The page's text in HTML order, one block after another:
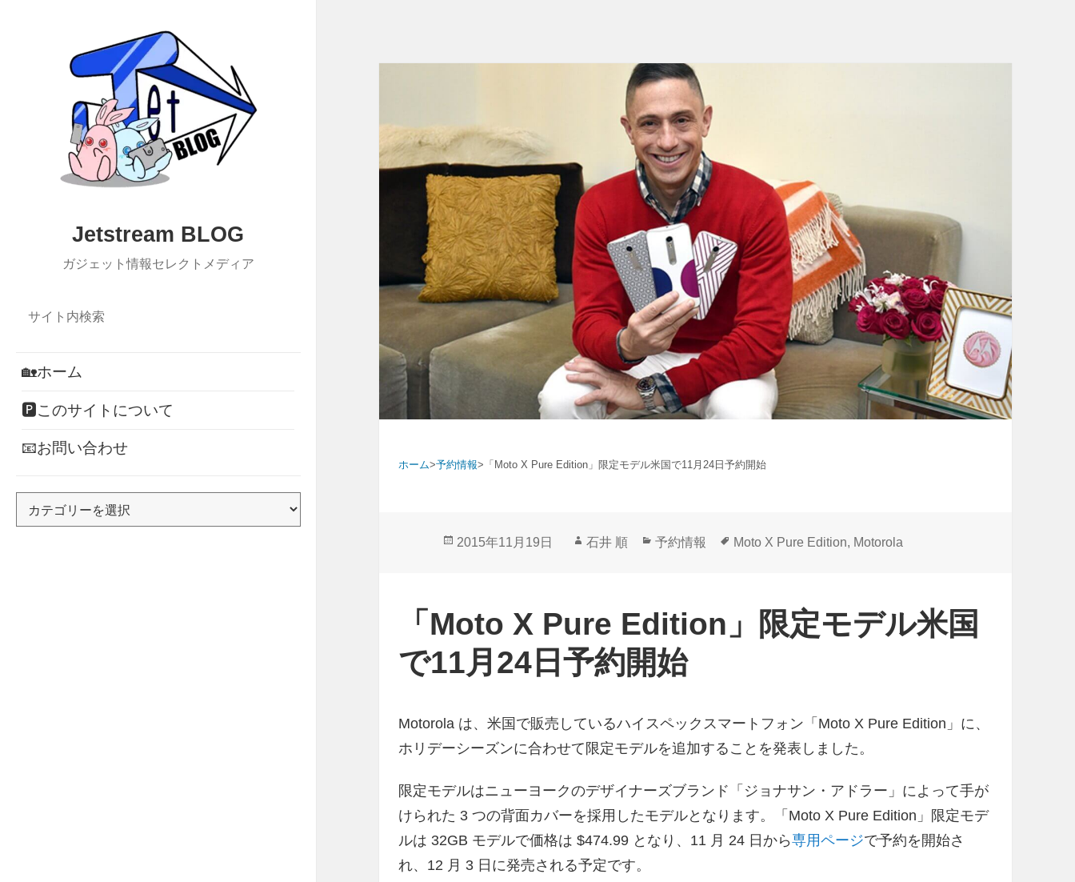
Jetstream BLOG
ガジェット情報セレクトメディア
🏡ホーム
🅿このサイトについて
📧お問い合わせ
ホーム>予約情報> 「Moto X Pure Edition」限定モデル米国で11月24日予約開始
投
2015年11月19日
作
石井 順
カ
リ
ー
予約情報
タ
Moto X Pure Edition, Motorola
「Moto X Pure Edition」限定モデル米国
で11月24日予約開始
Motorola は、米国で販売しているハイスペックスマートフォン「Moto X Pure Edition」に、
ホリデーシーズンに合わせて限定モデルを追加することを発表しました。
限定モデルはニューヨークのデザイナーズブランド「ジョナサン・アドラー」によって手が
けられた 3 つの背面カバーを採用したモデルとなります。「Moto X Pure Edition」限定モデ
ルは 32GB モデルで価格は $474.99 となり、11 月 24 日から専用ページで予約を開始さ
れ、12 月 3 日に発売される予定です。